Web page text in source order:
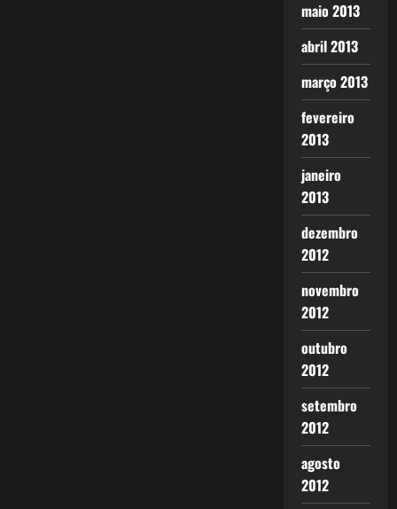
maio 2013
abril 2013
março 2013
fevereiro
2013
janeiro
2013
dezembro
2012
novembro
2012
outubro
2012
setembro
2012
agosto
2012